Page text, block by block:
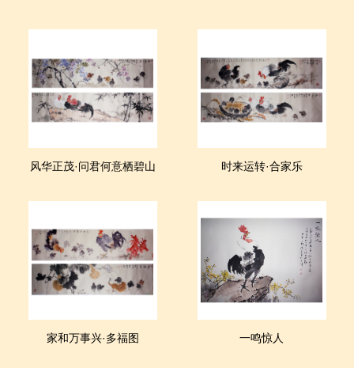
风华正茂·问君何意栖碧山 时来运转·合家乐
家和万事兴·多福图 一鸣惊人